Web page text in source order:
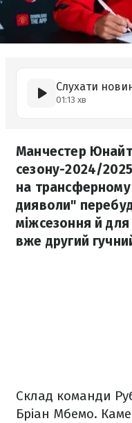
Слухати
01:13 хв
Манчестер
сезону-2024/
на
дияволи"
міжсезоння й
вже другий
Склад команди
Бріан Мбемо.